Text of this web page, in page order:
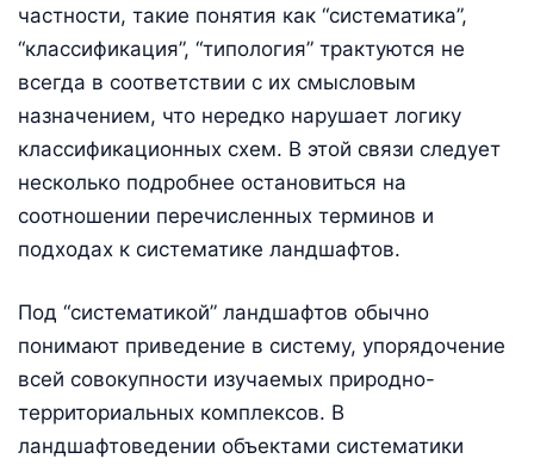
частности, такие понятия как “систематика”,
“классификация”, “типология” трактуются не
всегда в соответствии с их смысловым
назначением, что нередко нарушает логику
классификационных схем. В этой связи следует
несколько подробнее остановиться на
соотношении перечисленных терминов и
подходах к систематике ландшафтов.
Под “систематикой” ландшафтов обычно
понимают приведение в систему, упорядочение
всей совокупности изучаемых природно-
территориальных комплексов. В
ландшафтоведении объектами систематики